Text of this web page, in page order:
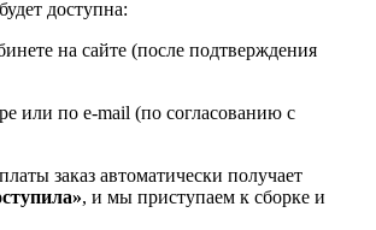
доступна:
на сайте (после подтверждения
или по e-mail (по согласованию с
заказ автоматически получает
, и мы приступаем к сборке и